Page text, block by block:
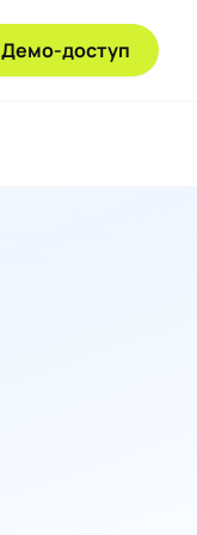
Демо-доступ